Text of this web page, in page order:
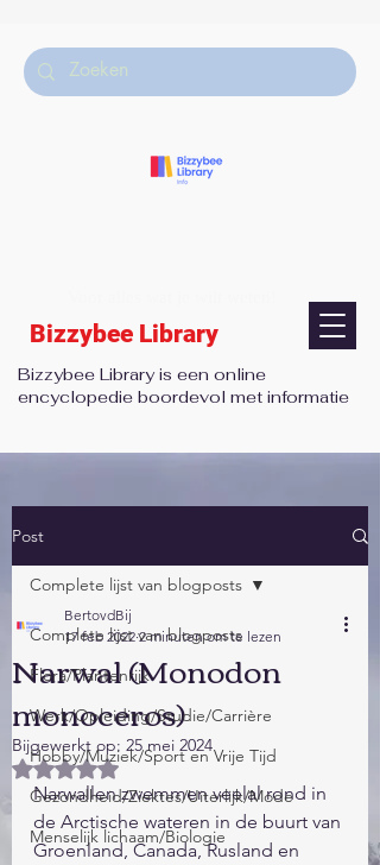
Bizzybee Library is een online
encyclopedie boordevol met informatie
Bizzybee Library
Post
Complete lijst van blogposts
Flora/Plantenrijk
Werk/Opleiding/Studie/Carrière
Hobby/Muziek/Sport en Vrije Tijd
Gezondheid/Ziektes/Uiterlijk/Mode
Menselijk lichaam/Biologie
Complete lijst van blogposts
Narwal (Monodon
monoceros)
BertovdBij
17 feb 2022 2 minuten om te lezen
Bijgewerkt op: 25 mei 2024
Beoordeeld met NaN uit 5 sterren.
Narwallen zwemmen veelal rond in
de Arctische wateren in de buurt van
Groenland, Canada, Rusland en